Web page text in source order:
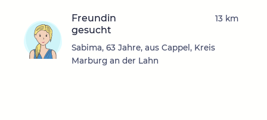
Freundin
gesucht
Sabima, 63 Jahre, aus Cappel, Kreis
Marburg an der Lahn
13 km